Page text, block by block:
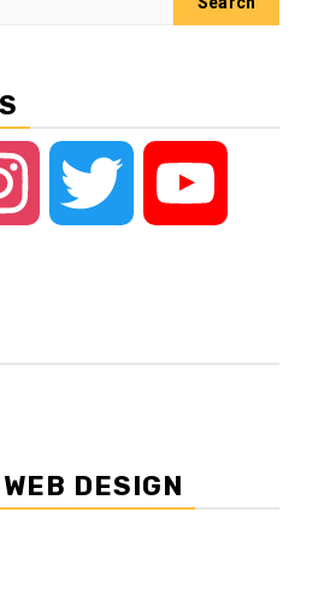
Instagram Twitter
DESIGN